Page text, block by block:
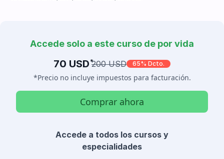
Accede solo a este curso de por vida
70 USD *200 USD 65% Dcto.
*Precio no incluye impuestos para facturación.
Comprar ahora
Accede a todos los cursos y
especialidades